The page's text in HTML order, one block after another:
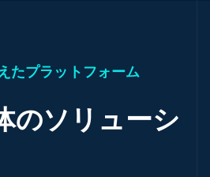
たプラットフォーム
のソリューシ